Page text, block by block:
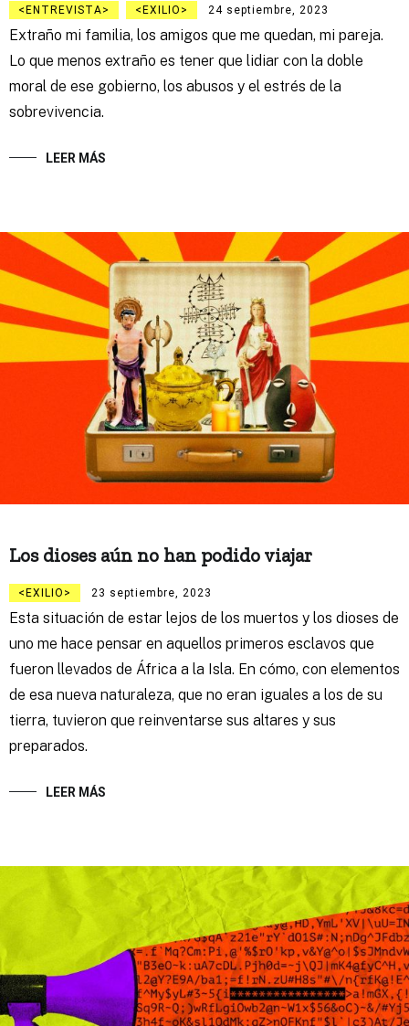
ENTREVISTA EXILIO 24 septiembre, 2023
Extraño mi familia, los amigos que me quedan, mi pareja.
Lo que menos extraño es tener que lidiar con la doble
moral de ese gobierno, los abusos y el estrés de la
sobrevivencia.
LEER MÁS
Los dioses aún no han podido viajar
EXILIO 23 septiembre, 2023
Esta situación de estar lejos de los muertos y los dioses de
uno me hace pensar en aquellos primeros esclavos que
fueron llevados de África a la Isla. En cómo, con elementos
de esa nueva naturaleza, que no eran iguales a los de su
tierra, tuvieron que reinventarse sus altares y sus
preparados.
LEER MÁS